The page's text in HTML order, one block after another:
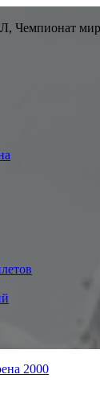
Чемпионат
2000